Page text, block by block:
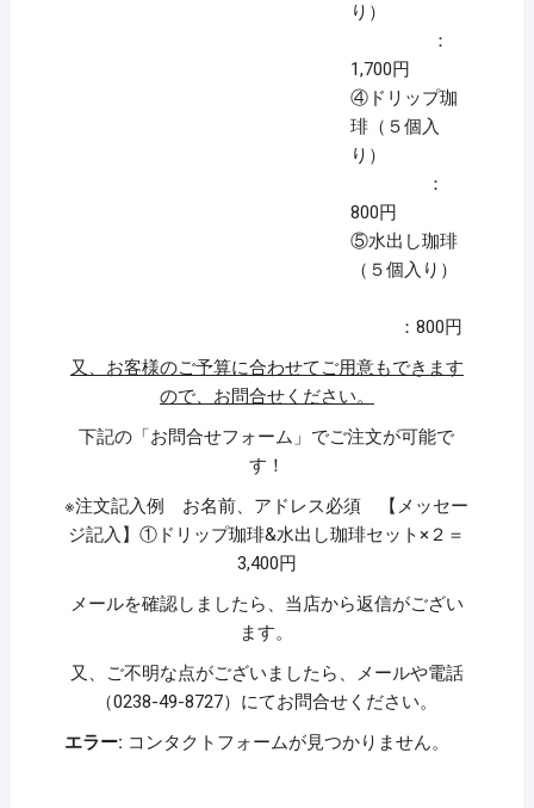
り）
：
1,700円
④ドリップ珈
琲（５個入
り）
：
800円
⑤水出し珈琲
（５個入り）
：800円
又、お客様のご予算に合わせてご用意もできます
ので、お問合せください。
下記の「お問合せフォーム」でご注文が可能で
す！
※注文記入例 お名前、アドレス必須 【メッセー
ジ記入】①ドリップ珈琲&水出し珈琲セット×２＝
3,400円
メールを確認しましたら、当店から返信がござい
ます。
又、ご不明な点がございましたら、メールや電話
（0238-49-8727）にてお問合せください。
エラー: コンタクトフォームが見つかりません。